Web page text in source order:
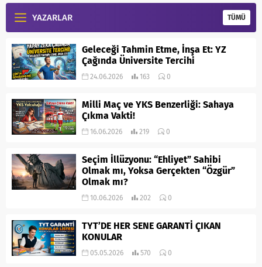
YAZARLAR TÜMÜ
Geleceği Tahmin Etme, İnşa Et: YZ
Çağında Üniversite Tercihi
24.06.2026 163 0
Milli Maç ve YKS Benzerliği: Sahaya
Çıkma Vakti!
16.06.2026 219 0
Seçim İllüzyonu: “Ehliyet” Sahibi
Olmak mı, Yoksa Gerçekten “Özgür”
Olmak mı?
10.06.2026 202 0
TYT’DE HER SENE GARANTİ ÇIKAN
KONULAR
05.05.2026 570 0